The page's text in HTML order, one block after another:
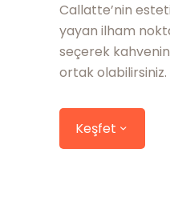
Callatte’nin
yayan ilham
seçerek
ortak olabilirsiniz.
Keşfet